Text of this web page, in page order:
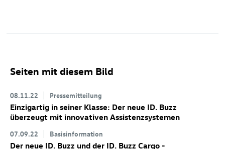
Seiten mit diesem Bild
08.11.22 Pressemitteilung
Einzigartig in seiner Klasse: Der neue ID. Buzz
überzeugt mit innovativen Assistenzsystemen
07.09.22 Basisinformation
Der neue ID. Buzz und der ID. Buzz Cargo -